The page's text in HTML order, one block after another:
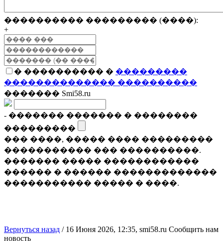
���������� ��������� (����):
+
� ���������� � ���������
�������������� ����������
������� Smi58.ru
- ������� ������� � ��������
���������
��� ����, ����� ���� ���������
����������� ��� ����������.
������� ����� ������������
������ � ������ �������������
����������� ����� � ����.
Вернуться назад / 16 Июня 2026, 12:35, smi58.ru Сообщить нам
новость